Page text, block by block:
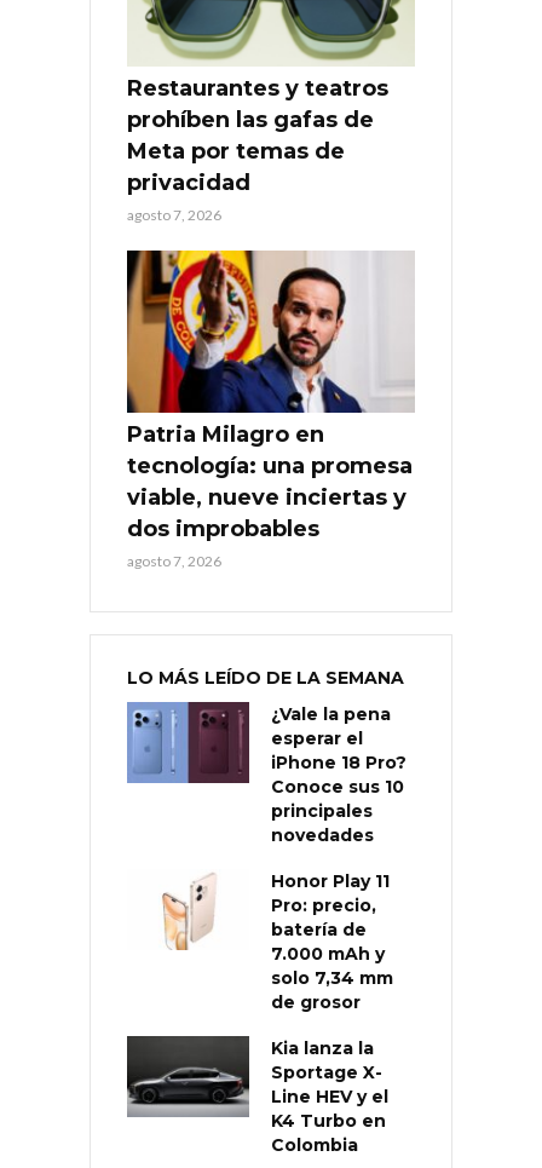
Restaurantes y teatros
prohíben las gafas de
Meta por temas de
privacidad
agosto 7, 2026
Patria Milagro en
tecnología: una promesa
viable, nueve inciertas y
dos improbables
agosto 7, 2026
LO MÁS LEÍDO DE LA SEMANA
¿Vale la pena
esperar el
iPhone 18 Pro?
Conoce sus 10
principales
novedades
Honor Play 11
Pro: precio,
batería de
7.000 mAh y
solo 7,34 mm
de grosor
Kia lanza la
Sportage X-
Line HEV y el
K4 Turbo en
Colombia